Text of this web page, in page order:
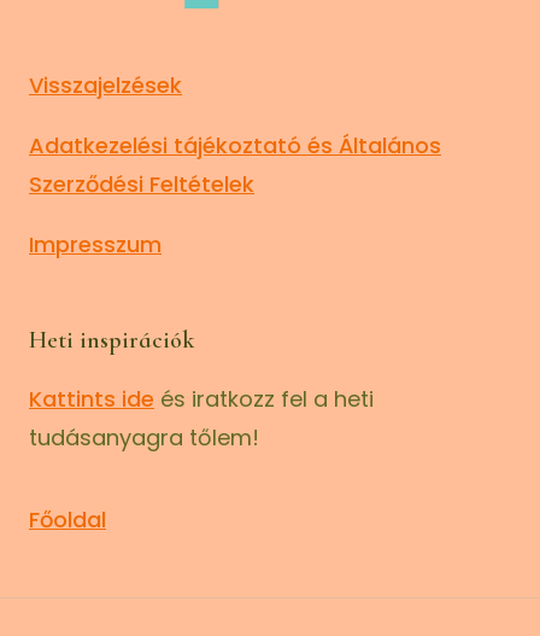
Visszajelzések
Adatkezelési tájékoztató és Általános
Szerződési Feltételek
Impresszum
Heti inspirációk
Kattints ide és iratkozz fel a heti
tudásanyagra tőlem!
Főoldal